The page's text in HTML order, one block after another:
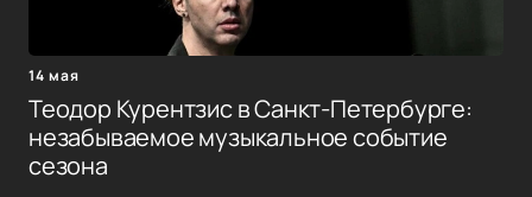
14 мая
Теодор Курентзис в Санкт-Петербурге:
незабываемое музыкальное событие
сезона